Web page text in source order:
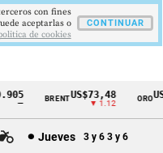
BRENTUS$73,48
▼ 1.12
ORO
Jueves 3 y 6 3 y 6
con fines
aceptarlas o
de cookies
CONTINUAR